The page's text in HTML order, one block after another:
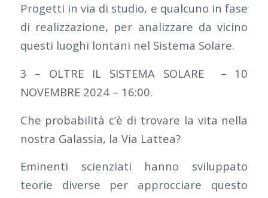
Progetti in via di studio, e qualcuno in fase
di realizzazione, per analizzare da vicino
questi luoghi lontani nel Sistema Solare.
3 – OLTRE IL SISTEMA SOLARE – 10
NOVEMBRE 2024 – 16:00.
Che probabilità c’è di trovare la vita nella
nostra Galassia, la Via Lattea?
Eminenti scienziati hanno sviluppato
teorie diverse per approcciare questo